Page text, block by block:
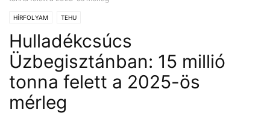
HÍRFOLYAM TEHU
Hulladékcsúcs
Üzbegisztánban: 15 millió
tonna felett a 2025-ös
mérleg